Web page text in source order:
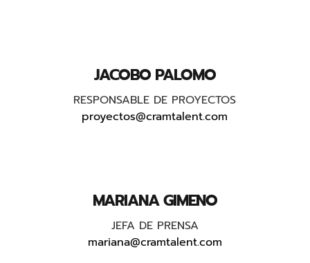
JACOBO PALOMO
RESPONSABLE DE PROYECTOS
proyectos@cramtalent.com
MARIANA GIMENO
JEFA DE PRENSA
mariana@cramtalent.com